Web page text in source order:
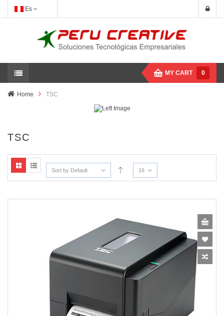
Es
MY CART 0
Home TSC
TSC
Sort by Default 16